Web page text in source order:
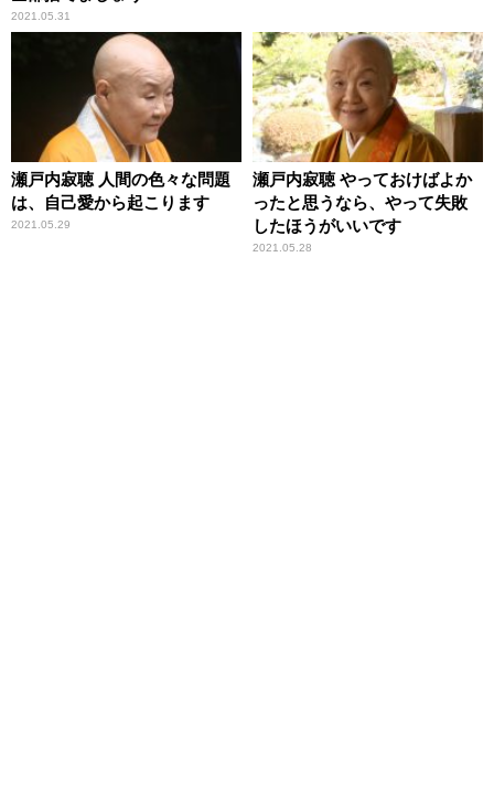
2021.05.31
瀬戸内寂聴 人間の色々な問題
は、自己愛から起こります
2021.05.29
瀬戸内寂聴 やっておけばよか
ったと思うなら、やって失敗
したほうがいいです
2021.05.28